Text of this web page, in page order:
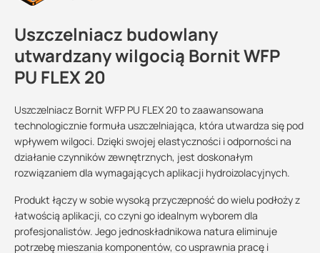
Uszczelniacz budowlany
utwardzany wilgocią Bornit WFP
PU FLEX 20
Uszczelniacz Bornit WFP PU FLEX 20 to zaawansowana
technologicznie formuła uszczelniająca, która utwardza się pod
wpływem wilgoci. Dzięki swojej elastyczności i odporności na
działanie czynników zewnętrznych, jest doskonałym
rozwiązaniem dla wymagających aplikacji hydroizolacyjnych.
Produkt łączy w sobie wysoką przyczepność do wielu podłoży z
łatwością aplikacji, co czyni go idealnym wyborem dla
profesjonalistów. Jego jednoskładnikowa natura eliminuje
potrzebę mieszania komponentów, co usprawnia pracę i